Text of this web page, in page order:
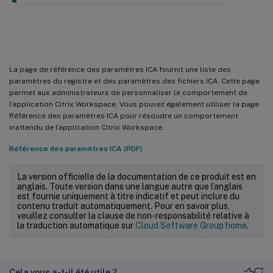
La page de référence des paramètres ICA fournit une liste des
paramètres du registre et des paramètres des fichiers ICA. Cette page
permet aux administrateurs de personnaliser le comportement de
l’application Citrix Workspace. Vous pouvez également utiliser la page
Référence des paramètres ICA pour résoudre un comportement
inattendu de l’application Citrix Workspace.
Référence des paramètres ICA (PDF)
La version officielle de la documentation de ce produit est en
anglais. Toute version dans une langue autre que l’anglais
est fournie uniquement à titre indicatif et peut inclure du
contenu traduit automatiquement. Pour en savoir plus,
veuillez consulter la clause de non-responsabilité relative à
la traduction automatique surCloud Software Group home.